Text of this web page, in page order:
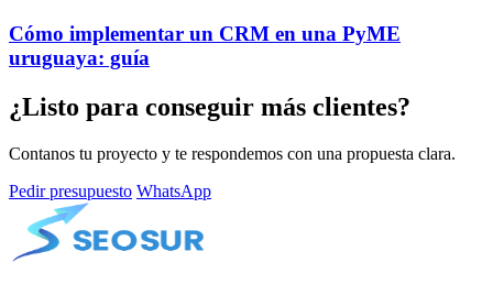
Cómo implementar un CRM en una PyME
uruguaya: guía
¿Listo para conseguir más clientes?
Contanos tu proyecto y te respondemos con una propuesta clara.
Pedir presupuesto WhatsApp